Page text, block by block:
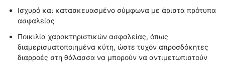
Ισχυρό και κατασκευασμένο σύμφωνα με άριστα πρότυπα
ασφαλείας
Ποικιλία χαρακτηριστικών ασφαλείας, όπως
διαμερισματοποιημένα κύτη, ώστε τυχόν απροσδόκητες
διαρροές στη θάλασσα να μπορούν να αντιμετωπιστούν